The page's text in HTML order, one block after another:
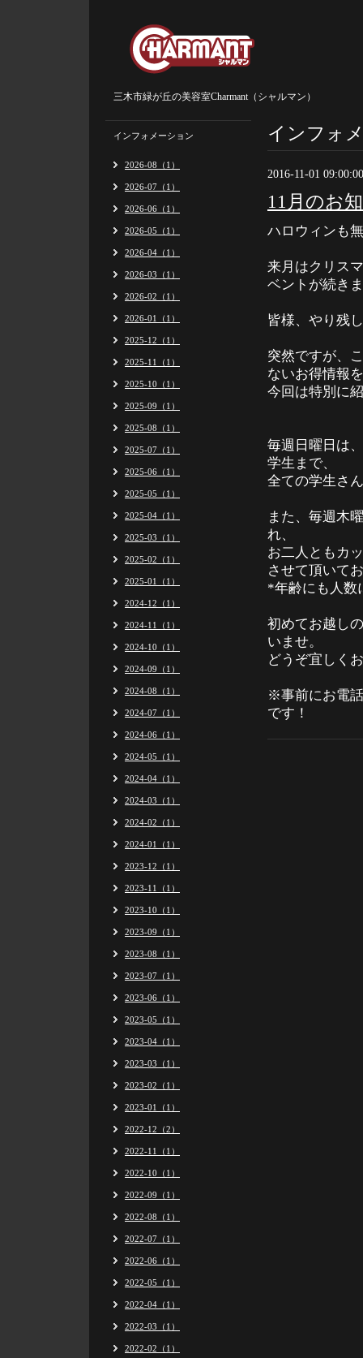
三木市緑が丘の美容室Charmant（シャルマン）
インフォ
2016-11-01 09:00:00
11月のお
ハロウィンも
来月はクリス
ベントが続き
皆様、やり残
突然ですが、
ないお得情報を
今回は特別に
毎週日曜日は
学生まで、
全ての学生さ
また、毎週木
れ、
お二人ともカ
させて頂いて
*年齢にも人数
初めてお越し
いませ。
どうぞ宜しく
※事前にお電
です！
インフォメーション
2026-08（1）
2026-07（1）
2026-06（1）
2026-05（1）
2026-04（1）
2026-03（1）
2026-02（1）
2026-01（1）
2025-12（1）
2025-11（1）
2025-10（1）
2025-09（1）
2025-08（1）
2025-07（1）
2025-06（1）
2025-05（1）
2025-04（1）
2025-03（1）
2025-02（1）
2025-01（1）
2024-12（1）
2024-11（1）
2024-10（1）
2024-09（1）
2024-08（1）
2024-07（1）
2024-06（1）
2024-05（1）
2024-04（1）
2024-03（1）
2024-02（1）
2024-01（1）
2023-12（1）
2023-11（1）
2023-10（1）
2023-09（1）
2023-08（1）
2023-07（1）
2023-06（1）
2023-05（1）
2023-04（1）
2023-03（1）
2023-02（1）
2023-01（1）
2022-12（2）
2022-11（1）
2022-10（1）
2022-09（1）
2022-08（1）
2022-07（1）
2022-06（1）
2022-05（1）
2022-04（1）
2022-03（1）
2022-02（1）